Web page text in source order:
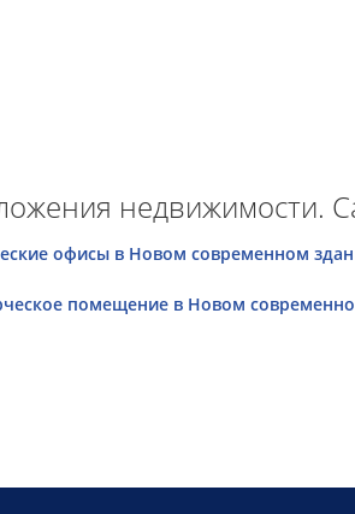
недвижимости.
офисы в Новом современном
помещение в Новом